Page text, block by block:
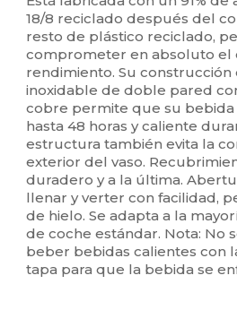
18/8 reciclado después del
resto de plástico reciclado,
comprometer en absoluto el
rendimiento. Su
inoxidable de doble pared
cobre permite que su bebida
hasta 48 horas y caliente
estructura también evita la
exterior del vaso.
duradero y a la última.
llenar y verter con facilidad,
de hielo. Se adapta a la
de coche estándar. Nota: No
beber bebidas calientes con
tapa para que la bebida se